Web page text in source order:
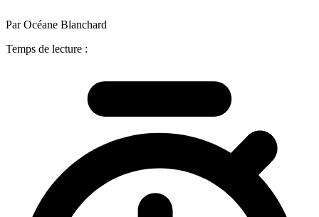
Par Océane Blanchard
Temps de lecture :